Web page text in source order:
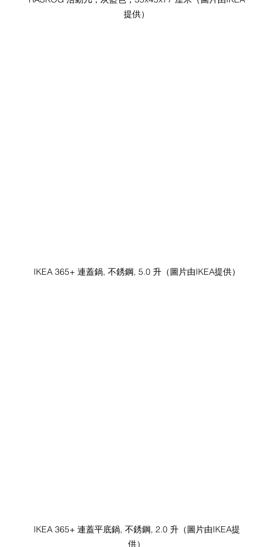
提供）
IKEA 365+ 連蓋鍋, 不銹鋼, 5.0 升（圖片由IKEA提供）
IKEA 365+ 連蓋平底鍋, 不銹鋼, 2.0 升（圖片由IKEA提
供）